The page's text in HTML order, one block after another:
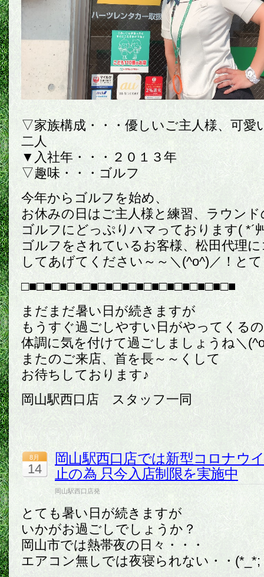
▽家族構成・・・優しいご主人様、可愛
二人
▼入社年・・・２０１３年
▽趣味・・・ゴルフ
今年からゴルフを始め、
お休みの日はご主人様と練習、ラウンド
ゴルフにどっぷりハマっております( *´
ゴルフをされているお客様、松田代理
してあげてください～～＼(^o^)／！と
□■□■□■□■□■□■□■□■□■□■□■□■□■□■
まだまだ暑い日が続きますが
もうすぐ過ごしやすい日がやってくる
体調に気を付けて過ごしましょうね＼
またのご来店、首を長～～くして
お待ちしております♪
岡山駅西口店 スタッフ一同
8月
14
岡山駅西口店では新型コロナウ
止の為 只今入店制限を実施中
岡山駅西口店発
とても暑い日が続きますが
いかがお過ごしでしょうか？
岡山市では熱帯夜の日々・・・
エアコン無しでは夜寝られない・・(*_*;